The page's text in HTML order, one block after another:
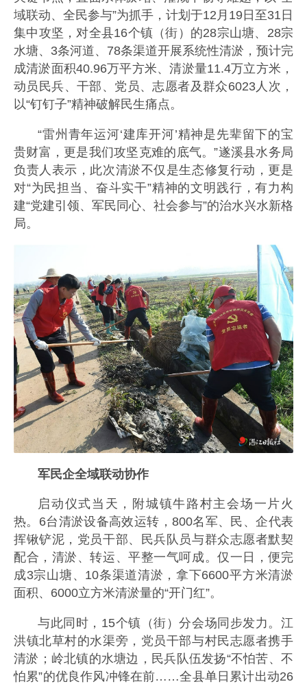
域联动、全民参与”为抓手，计划于12月19日至31日
集中攻坚，对全县16个镇（街）的28宗山塘、28宗
水塘、3条河道、78条渠道开展系统性清淤，预计完
成清淤面积40.96万平方米、清淤量11.4万立方米，
动员民兵、干部、党员、志愿者及群众6023人次，
以“钉钉子”精神破解民生痛点。
“雷州青年运河‘建库开河’精神是先辈留下的宝
贵财富，更是我们攻坚克难的底气。”遂溪县水务局
负责人表示，此次清淤不仅是生态修复行动，更是
对“为民担当、奋斗实干”精神的文明践行，有力构
建“党建引领、军民同心、社会参与”的治水兴水新格
局。
军民企全域联动协作
启动仪式当天，附城镇牛路村主会场一片火
热。6台清淤设备高效运转，800名军、民、企代表
挥锹铲泥，党员干部、民兵队员与群众志愿者默契
配合，清淤、转运、平整一气呵成。仅一日，便完
成3宗山塘、10条渠道清淤，拿下6600平方米清淤
面积、6000立方米清淤量的“开门红”。
与此同时，15个镇（街）分会场同步发力。江
洪镇北草村的水渠旁，党员干部与村民志愿者携手
清淤；岭北镇的水塘边，民兵队伍发扬“不怕苦、不
怕累”的优良作风冲锋在前……全县单日累计出动26